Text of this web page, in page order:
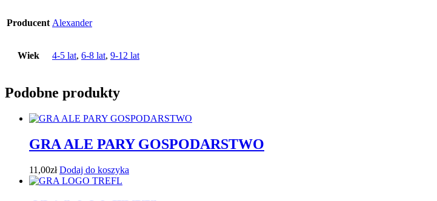
Producent Alexander
Wiek 4-5 lat, 6-8 lat, 9-12 lat
Podobne produkty
GRA ALE PARY GOSPODARSTWO
11,00zł Dodaj do koszyka